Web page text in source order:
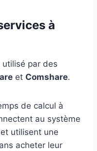
à
par des
et Comshare.
de calcul à
au système
utilisent une
acheter leur